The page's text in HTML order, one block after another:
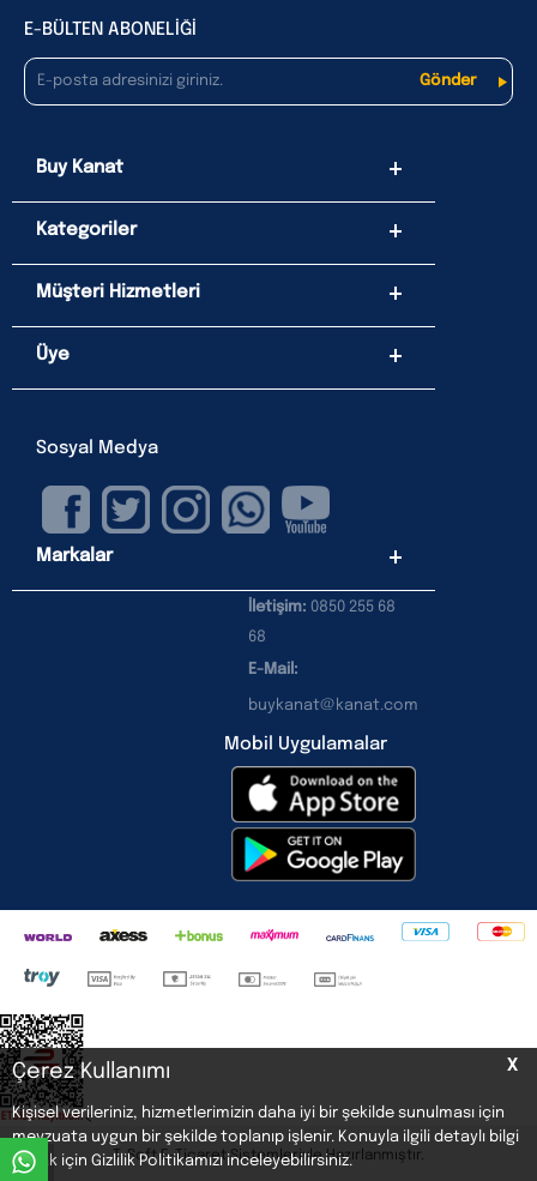
Buy
X
Çerez Kullanımı
Kişisel verileriniz, hizmetlerimizin daha iyi bir şekilde sunulması için
mevzuata uygun bir şekilde toplanıp işlenir. Konuyla ilgili detaylı bilgi
almak için Gizlilik Politikamızı inceleyebilirsiniz.
E-BÜLTEN ABONELİĞİ
Buy Kanat
Kategoriler
Müşteri Hizmetleri
Üye
Sosyal Medya
Markalar
İletişim: 0850 255 68
68
E-Mail:
buykanat@kanat.com
Mobil Uygulamalar
<
T-SoftE-TicaretSistemleriyle Hazırlanmıştır.